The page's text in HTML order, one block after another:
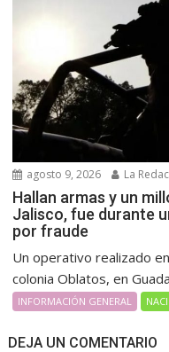
agosto 9, 2026 La
Hallan armas y un
Jalisco, fue durante
por fraude
Un operativo realizado
colonia Oblatos, en
INFORMACIÓN GENERAL
DEJA UN COMENTARIO